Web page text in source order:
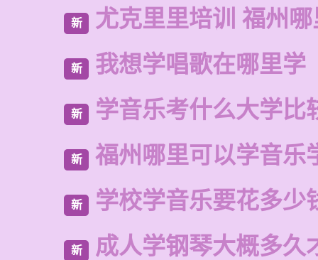
新 尤克里里培训 福州
新 我想学唱歌在哪里学
新 学音乐考什么大学比
新 福州哪里可以学音乐
新 学校学音乐要花多少
新 成人学钢琴大概多久